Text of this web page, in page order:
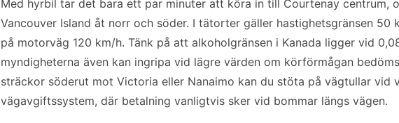
Med hyrbil tar det bara ett par minuter att köra in till Courtenay centrum,
Vancouver Island åt norr och söder. I tätorter gäller hastighetsgränsen 50
på motorväg 120 km/h. Tänk på att alkoholgränsen i Kanada ligger vid
myndigheterna även kan ingripa vid lägre värden om körförmågan
sträckor söderut mot Victoria eller Nanaimo kan du stöta på vägtullar vid
vägavgiftssystem, där betalning vanligtvis sker vid bommar längs vägen.